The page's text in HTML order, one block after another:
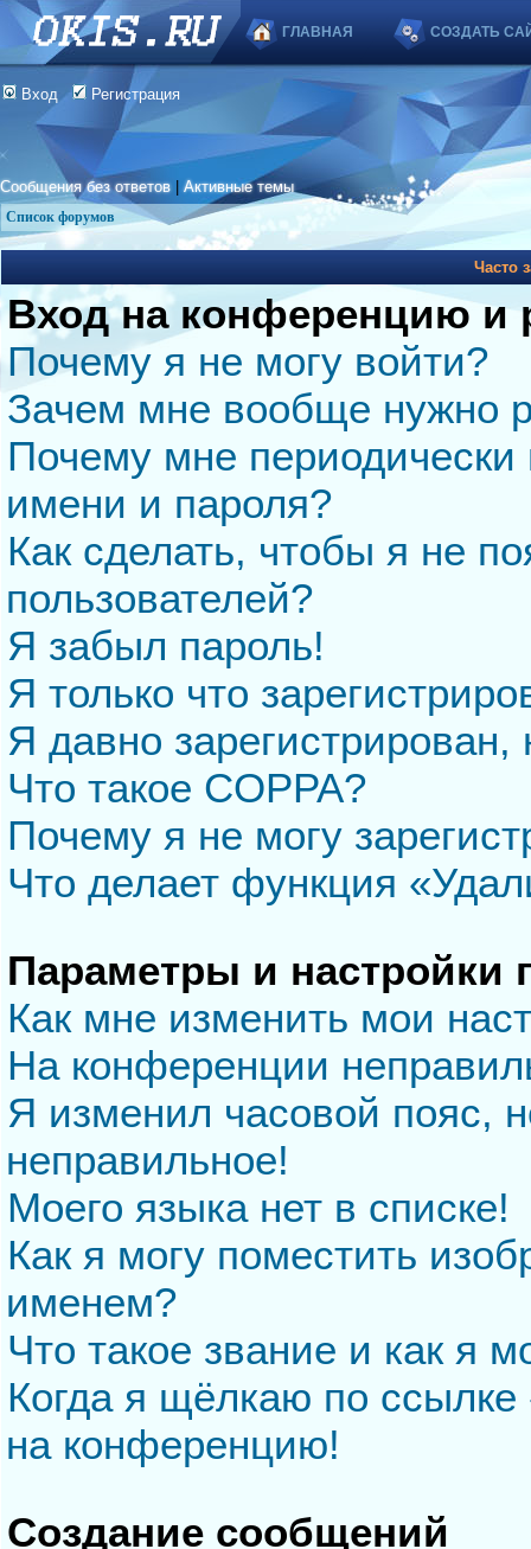
ГЛАВНАЯ СОЗДАТЬ
Вход Регистрация
Сообщения без ответов |Активные темы
Список форумов
Часто
Вход на конференцию и
Почему я не могу войти?
Зачем мне вообще нужно
Почему мне периодически
имени и пароля?
Как сделать, чтобы я не
пользователей?
Я забыл пароль!
Я только что
Я давно
Что такое COPPA?
Почему я не могу
Что делает функция
Параметры и настройки
Как мне изменить мои
На конференции
Я изменил часовой пояс,
неправильное!
Моего языка нет в списке!
Как я могу поместить
именем?
Что такое звание и как я
Когда я щёлкаю по
на конференцию!
Создание сообщений